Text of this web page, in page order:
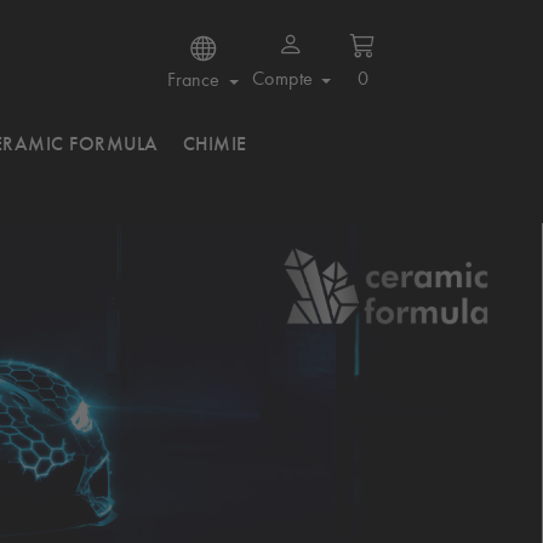
France Compte 0
FORMULA CHIMIE